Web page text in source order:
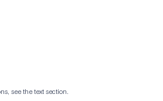
see the text section.